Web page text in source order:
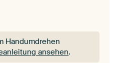
Handumdrehen
ansehen.